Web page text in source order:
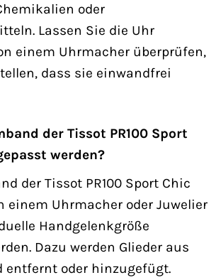
oder
Lassen Sie die Uhr
einem Uhrmacher überprüfen,
dass sie einwandfrei
der Tissot PR100 Sport
werden?
der Tissot PR100 Sport Chic
einem Uhrmacher oder Juwelier
Handgelenkgröße
Dazu werden Glieder aus
entfernt oder hinzugefügt.